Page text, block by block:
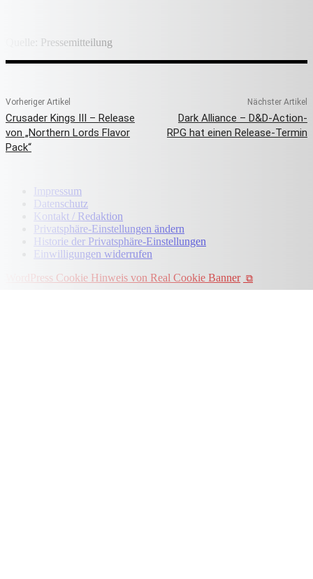
Quelle: Pressemitteilung
Vorheriger Artikel
Crusader Kings III – Release
von „Northern Lords Flavor
Pack“
Nächster Artikel
Dark Alliance – D&D-Action-
RPG hat einen Release-Termin
Impressum
Datenschutz
Kontakt / Redaktion
Privatsphäre-Einstellungen ändern
Historie der Privatsphäre-Einstellungen
Einwilligungen widerrufen
WordPress Cookie Hinweis von Real Cookie Banner